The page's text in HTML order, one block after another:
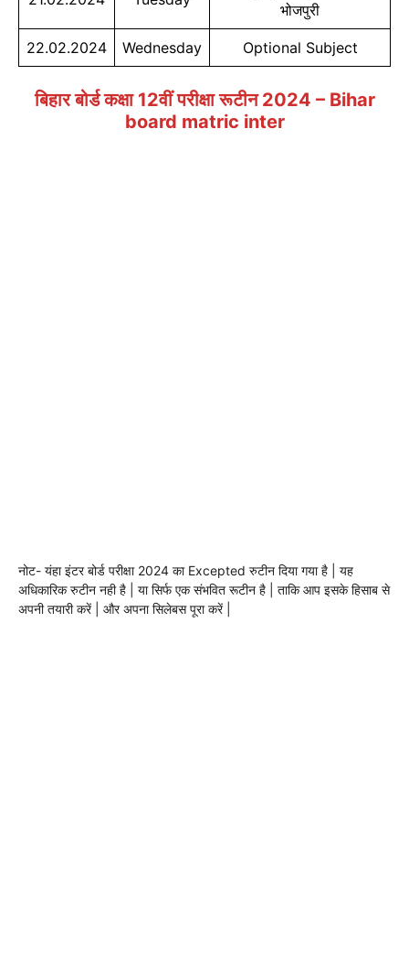
भोजपुरी
22.02.2024 Wednesday Optional Subject
बिहार बोर्ड कक्षा 12वीं परीक्षा रूटीन 2024 – Bihar
board matric inter
नोट- यंहा इंटर बोर्ड परीक्षा 2024 का Excepted रुटीन दिया गया है | यह
अधिकारिक रुटीन नही है | या सिर्फ एक संभवित रूटीन है | ताकि आप इसके हिसाब से
अपनी तयारी करें | और अपना सिलेबस पूरा करें |